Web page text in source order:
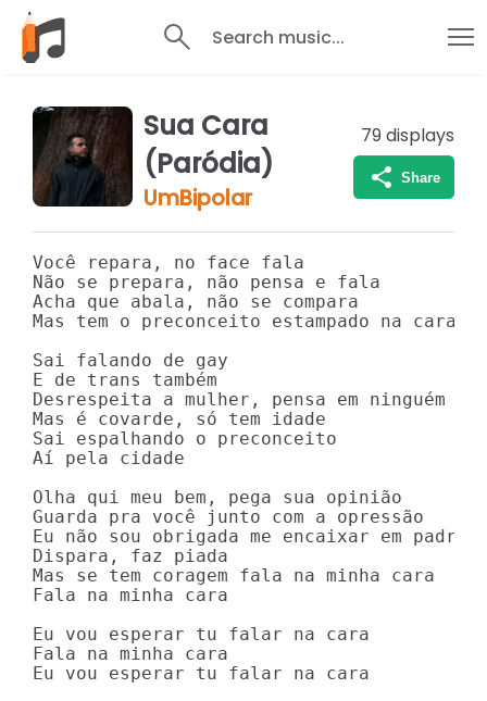
Search music...
Sua Cara
(Paródia)
UmBipolar
79 displays
Share
Você repara, no face fala
Não se prepara, não pensa e fala
Acha que abala, não se compara
Mas tem o preconceito estampado na cara
Sai falando de gay
E de trans também
Desrespeita a mulher, pensa em ninguém
Mas é covarde, só tem idade
Sai espalhando o preconceito
Aí pela cidade
Olha qui meu bem, pega sua opinião
Guarda pra você junto com a opressão
Eu não sou obrigada me encaixar em padrão
Dispara, faz piada
Mas se tem coragem fala na minha cara
Fala na minha cara
Eu vou esperar tu falar na cara
Fala na minha cara
Eu vou esperar tu falar na cara